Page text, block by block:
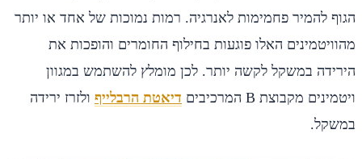
הגוף להמיר פחמימות לאנרגיה. רמות נמוכות של אחד או יותר
מהוויטמינים האלו פוגעות בחילוף החומרים והופכות את
הירידה במשקל לקשה יותר. לכן מומלץ להשתמש במגוון
ויטמינים מקבוצת B המרכיבים
דיאטת הרבלייף ולזרז ירידה
במשקל.